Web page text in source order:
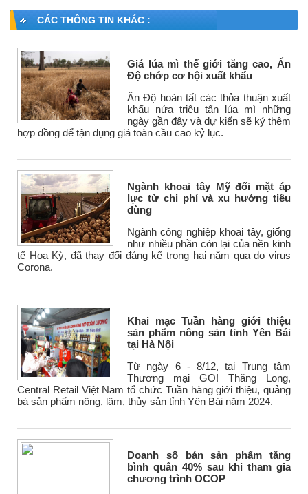
CÁC THÔNG TIN KHÁC :
Giá lúa mì thế giới tăng cao, Ấn
Độ chớp cơ hội xuất khẩu
Ấn Độ hoàn tất các thỏa thuận xuất
khẩu nửa triệu tấn lúa mì những
ngày gần đây và dự kiến sẽ ký thêm
hợp đồng để tận dụng giá toàn cầu cao kỷ lục.
Ngành khoai tây Mỹ đối mặt áp
lực từ chi phí và xu hướng tiêu
dùng
Ngành công nghiệp khoai tây, giống
như nhiều phần còn lại của nền kinh
tế Hoa Kỳ, đã thay đổi đáng kể trong hai năm qua do virus
Corona.
Khai mạc Tuần hàng giới thiệu
sản phẩm nông sản tỉnh Yên Bái
tại Hà Nội
Từ ngày 6 - 8/12, tại Trung tâm
Thương mại GO! Thăng Long,
Central Retail Việt Nam tổ chức Tuần hàng giới thiệu, quảng
bá sản phẩm nông, lâm, thủy sản tỉnh Yên Bái năm 2024.
Doanh số bán sản phẩm tăng
bình quân 40% sau khi tham gia
chương trình OCOP